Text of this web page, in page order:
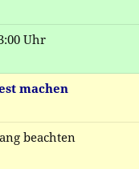
Uhr
machen
beachten